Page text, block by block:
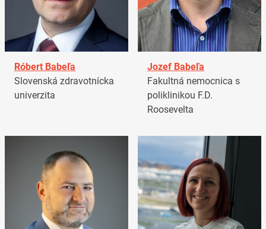
Róbert Babeľa
Slovenská zdravotnícka
univerzita
Jozef Babeľa
Fakultná nemocnica s
poliklinikou F.D.
Roosevelta